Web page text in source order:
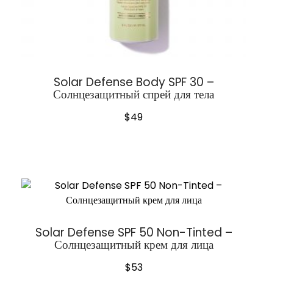
Solar Defense Body SPF 30 –
Солнцезащитный спрей для тела
$49
Solar Defense SPF 50 Non-Tinted –
Солнцезащитный крем для лица
$53